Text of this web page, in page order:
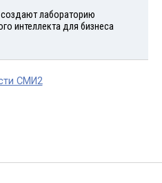
создают лабораторию
интеллекта для бизнеса
СМИ2